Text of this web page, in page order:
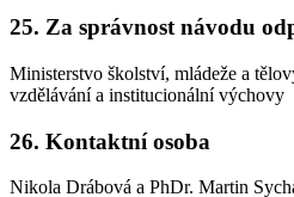
25. Za správnost návodu
Ministerstvo školství, mládeže a
vzdělávání a institucionální výchovy
26. Kontaktní osoba
Nikola Drábová a PhDr. Martin